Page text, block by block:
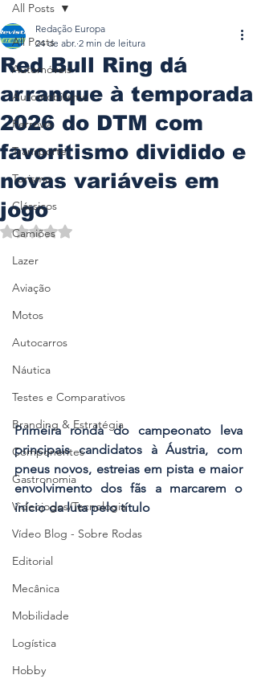
All Posts
Automóveis
Automobilismo
Ferrovia
Transporte
Turismo
Clássicos
Camiões
Lazer
Aviação
Motos
Autocarros
Náutica
Testes e Comparativos
Branding & Estratégia
Componentes
Gastronomia
Videojogos/Tecnologia
Vídeo Blog - Sobre Rodas
Editorial
Mecânica
Mobilidade
Logística
Hobby
All Posts
Red Bull Ring dá
arranque à temporada
2026 do DTM com
favoritismo dividido e
novas variáveis em
jogo
Redação Europa
24 de abr. 2 min de leitura
Avaliado com NaN de 5 estrelas.
Primeira ronda do campeonato leva
principais candidatos à Áustria, com
pneus novos, estreias em pista e maior
envolvimento dos fãs a marcarem o
início da luta pelo título